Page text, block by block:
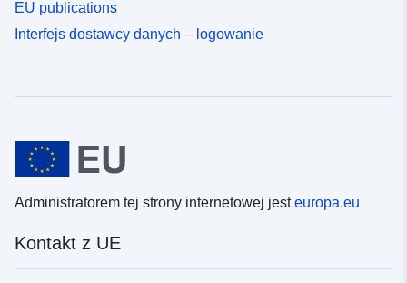
EU publications
Interfejs dostawcy danych – logowanie
Administratorem tej strony internetowej jesteuropa.eu
Kontakt z UE